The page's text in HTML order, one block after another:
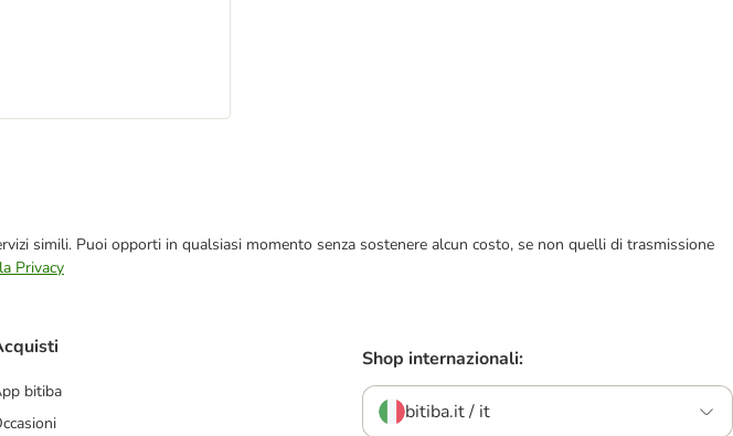
simili. Puoi opporti in qualsiasi momento senza sostenere alcun costo, se non quelli di trasmissione
Privacy
bitiba
Shop internazionali:
bitiba.it / it